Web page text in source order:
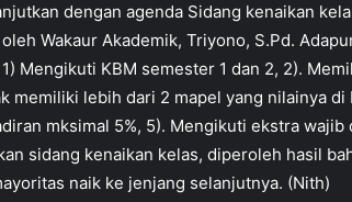
dengan agenda Sidang kenaikan
Wakaur Akademik, Triyono, S.Pd.
Mengikuti KBM semester 1 dan 2, 2).
memiliki lebih dari 2 mapel yang nilainya di
mksimal 5%, 5). Mengikuti ekstra wajib
sidang kenaikan kelas, diperoleh hasil
naik ke jenjang selanjutnya. (Nith)
Elemen
Madrasah
Bupati
Siapkan
Menuju
MAN 4